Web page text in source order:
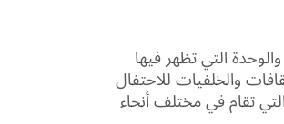
التي تظهر فيها
والخلفيات للاحتفال
تقام في مختلف أنحاء